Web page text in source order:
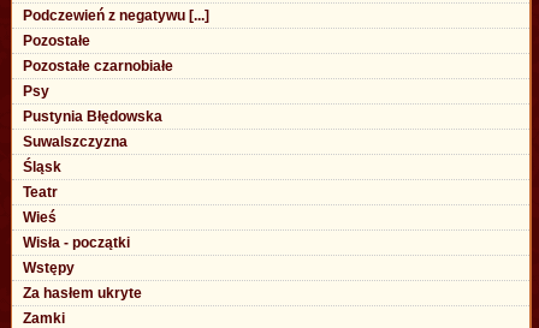
Podczewień z negatywu [...]
Pozostałe
Pozostałe czarnobiałe
Psy
Pustynia Błędowska
Suwalszczyzna
Śląsk
Teatr
Wieś
Wisła - początki
Wstępy
Za hasłem ukryte
Zamki